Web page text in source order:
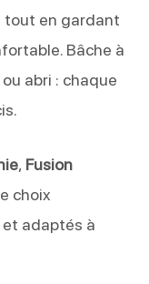
tout en gardant
Bâche à
abri : chaque
, Fusion
choix
et adaptés à